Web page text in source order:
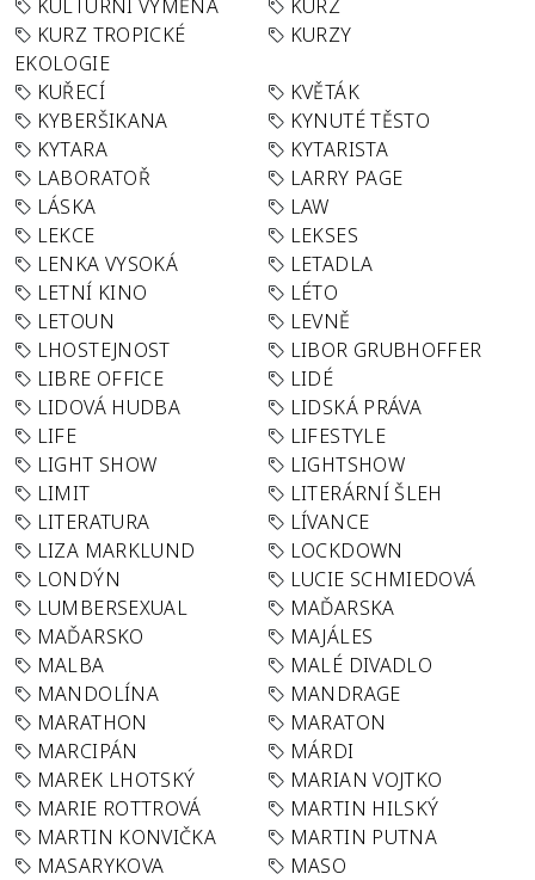
KULTURNÍ VÝMĚNA
KURZ
KURZ TROPICKÉ
EKOLOGIE
KURZY
KUŘECÍ
KVĚTÁK
KYBERŠIKANA
KYNUTÉ TĚSTO
KYTARA
KYTARISTA
LABORATOŘ
LARRY PAGE
LÁSKA
LAW
LEKCE
LEKSES
LENKA VYSOKÁ
LETADLA
LETNÍ KINO
LÉTO
LETOUN
LEVNĚ
LHOSTEJNOST
LIBOR GRUBHOFFER
LIBRE OFFICE
LIDÉ
LIDOVÁ HUDBA
LIDSKÁ PRÁVA
LIFE
LIFESTYLE
LIGHT SHOW
LIGHTSHOW
LIMIT
LITERÁRNÍ ŠLEH
LITERATURA
LÍVANCE
LIZA MARKLUND
LOCKDOWN
LONDÝN
LUCIE SCHMIEDOVÁ
LUMBERSEXUAL
MAĎARSKA
MAĎARSKO
MAJÁLES
MALBA
MALÉ DIVADLO
MANDOLÍNA
MANDRAGE
MARATHON
MARATON
MARCIPÁN
MÁRDI
MAREK LHOTSKÝ
MARIAN VOJTKO
MARIE ROTTROVÁ
MARTIN HILSKÝ
MARTIN KONVIČKA
MARTIN PUTNA
MASARYKOVA
MASO